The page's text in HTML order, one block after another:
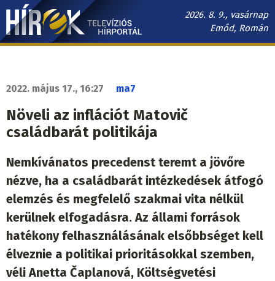
Ugrás
tartalomra
2026. 8. 9., vasárnap
Emőd, Román
Hírek.sk
navigáció
2022. május 17., 16:27 ma7
Növeli az inflációt Matovič
családbarát politikája
Nemkívánatos precedenst teremt a jövőre
nézve, ha a családbarát intézkedések átfogó
elemzés és megfelelő szakmai vita nélkül
kerülnek elfogadásra. Az állami források
hatékony felhasználásának elsőbbséget kell
élveznie a politikai prioritásokkal szemben,
véli Anetta Čaplanová, Költségvetési